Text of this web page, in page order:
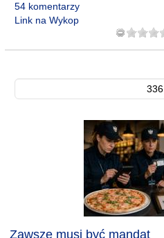
54 komentarzy
Link na Wykop
336
Zawsze musi być mandat